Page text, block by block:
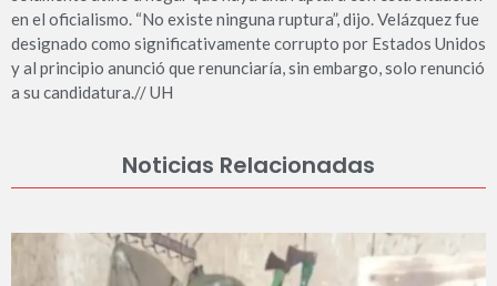
en el oficialismo. “No existe ninguna ruptura”, dijo. Velázquez fue
designado como significativamente corrupto por Estados Unidos
y al principio anunció que renunciaría, sin embargo, solo renunció
a su candidatura.// UH
Noticias Relacionadas